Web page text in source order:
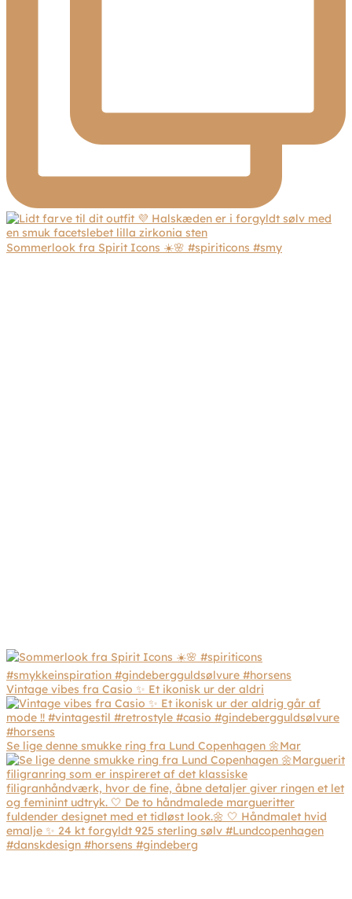
Sommerlook fra Spirit Icons ☀️🌸 #spiriticons #smy
Vintage vibes fra Casio ✨ Et ikonisk ur der aldri
Se lige denne smukke ring fra Lund Copenhagen 🌼Mar